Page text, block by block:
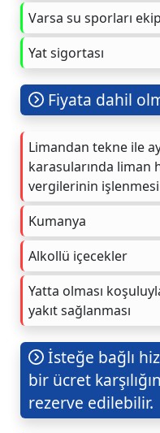
Varsa su sporları
Yat sigortası
Fiyata dahil
Limandan tekne ile
karasularında liman
vergilerinin
Kumanya
Alkollü içecekler
Yatta olması
yakıt sağlanması
İsteğe bağlı
bir ücret
rezerve edilebilir.